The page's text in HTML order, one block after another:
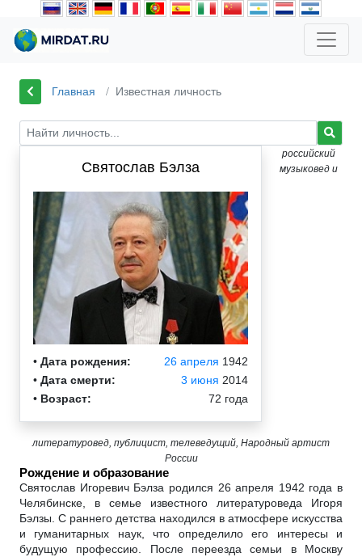
Главная Известная личность
Святослав Бэлза
• Дата рождения: 26 апреля 1942
• Дата смерти: 3 июня 2014
• Возраст: 72 года
российский
музыковед и
литературовед, публицист, телеведущий, Народный артист
России
Рождение и образование
Святослав Игоревич Бэлза родился 26 апреля 1942 года в
Челябинске, в семье известного литературоведа Игоря
Бэлзы. С раннего детства находился в атмосфере искусства
и гуманитарных наук, что определило его интересы и
будущую профессию. После переезда семьи в Москву